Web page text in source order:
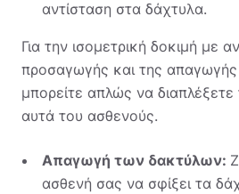
αντίσταση στα δάχτυλα.
Για την ισομετρική δοκιμή με
προσαγωγής και της
μπορείτε απλώς να
αυτά του ασθενούς.
Απαγωγή των δακτύλων:
ασθενή σας να σφίξει τα